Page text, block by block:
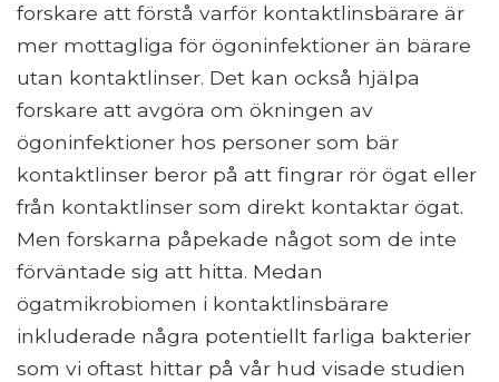
forskare att förstå varför kontaktlinsbärare är
mer mottagliga för ögoninfektioner än bärare
utan kontaktlinser. Det kan också hjälpa
forskare att avgöra om ökningen av
ögoninfektioner hos personer som bär
kontaktlinser beror på att fingrar rör ögat eller
från kontaktlinser som direkt kontaktar ögat.
Men forskarna påpekade något som de inte
förväntade sig att hitta. Medan
ögatmikrobiomen i kontaktlinsbärare
inkluderade några potentiellt farliga bakterier
som vi oftast hittar på vår hud visade studien